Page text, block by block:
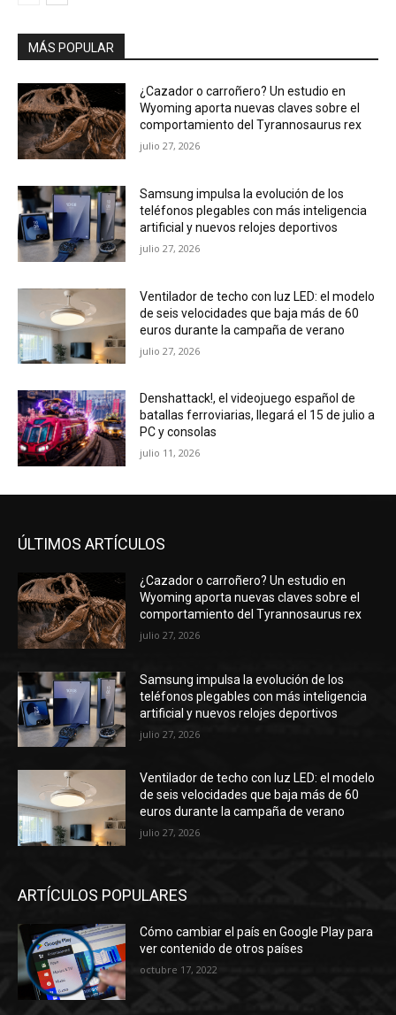
MÁS POPULAR
¿Cazador o carroñero? Un estudio en
Wyoming aporta nuevas claves sobre el
comportamiento del Tyrannosaurus rex
julio 27, 2026
Samsung impulsa la evolución de los
teléfonos plegables con más inteligencia
artificial y nuevos relojes deportivos
julio 27, 2026
Ventilador de techo con luz LED: el modelo
de seis velocidades que baja más de 60
euros durante la campaña de verano
julio 27, 2026
Denshattack!, el videojuego español de
batallas ferroviarias, llegará el 15 de julio a
PC y consolas
julio 11, 2026
ÚLTIMOS ARTÍCULOS
¿Cazador o carroñero? Un estudio en
Wyoming aporta nuevas claves sobre el
comportamiento del Tyrannosaurus rex
julio 27, 2026
Samsung impulsa la evolución de los
teléfonos plegables con más inteligencia
artificial y nuevos relojes deportivos
julio 27, 2026
Ventilador de techo con luz LED: el modelo
de seis velocidades que baja más de 60
euros durante la campaña de verano
julio 27, 2026
ARTÍCULOS POPULARES
Cómo cambiar el país en Google Play para
ver contenido de otros países
octubre 17, 2022